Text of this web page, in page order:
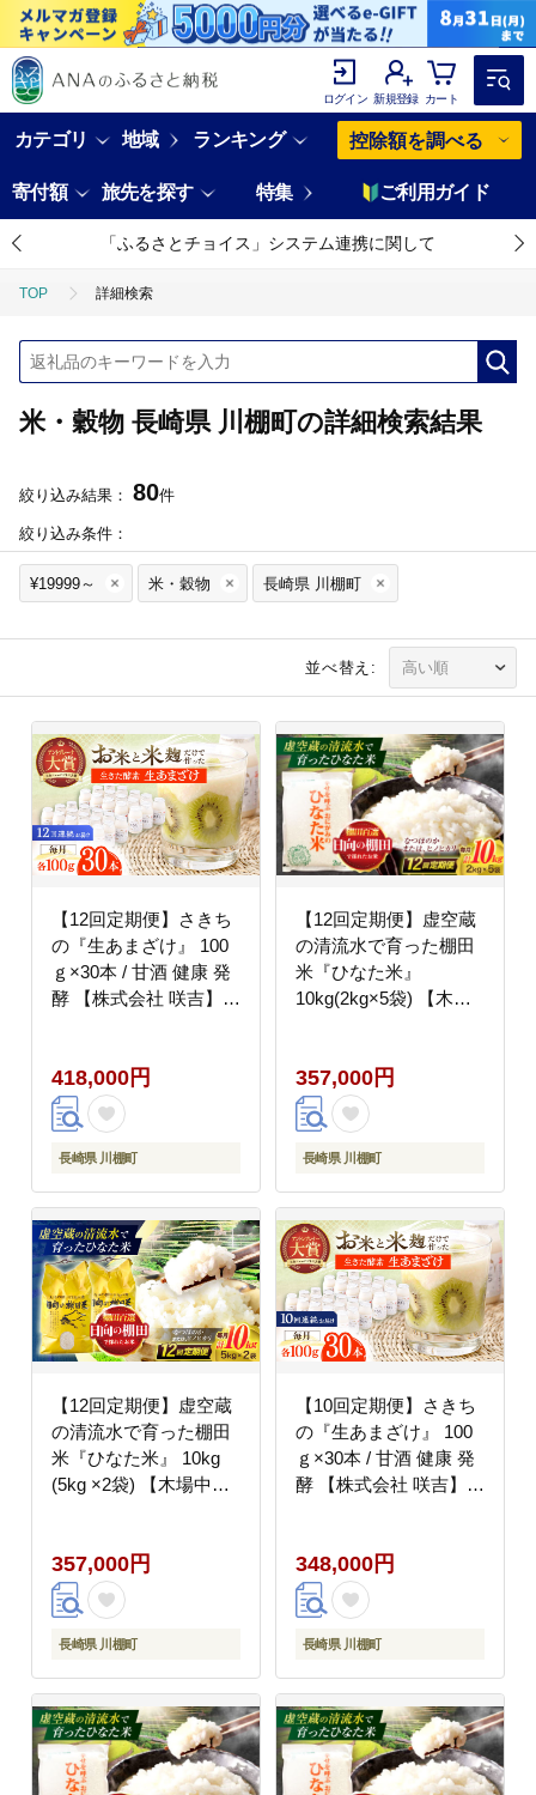
ログイン 新規登録 カート
カテゴリ 地域 ランキング 控除額を調べる
寄付額 旅先を探す 特集 ご利用ガイド
「ふるさとチョイス」システム連携に関して
TOP 詳細検索
米・穀物 長崎県 川棚町の詳細検索結果
絞り込み結果： 80件
絞り込み条件：
¥19999～ 米・穀物 長崎県 川棚町
並べ替え:
【12回定期便】さきち
の『生あまざけ』 100
ｇ×30本 / 甘酒 健康 発
酵 【株式会社 咲吉】
418,000円
長崎県 川棚町
【12回定期便】虚空蔵
の清流水で育った棚田
米『ひなた米』
10kg(2kg×5袋) 【木場
357,000円
長崎県 川棚町
【12回定期便】虚空蔵
の清流水で育った棚田
米『ひなた米』 10kg
(5kg ×2袋) 【木場中山
357,000円
長崎県 川棚町
【10回定期便】さきち
の『生あまざけ』 100
ｇ×30本 / 甘酒 健康 発
酵 【株式会社 咲吉】
348,000円
長崎県 川棚町